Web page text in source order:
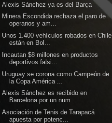
Alexis Sánchez ya es del Barça
Minera Escondida rechaza el paro de
operarios y am...
Unos 1.400 vehículos robados en Chile
están en Bol...
Incautan $8 millones en productos
deportivos falsi...
Uruguay se corona como Campeón de
la Copa América ...
Alexis Sánchez es recibido en
Barcelona por un num...
Asociación de Tenis de Tarapacá
apuesta por potenc...